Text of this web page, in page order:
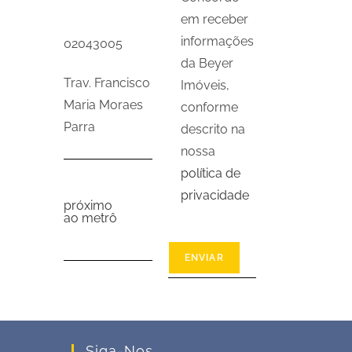
02043005
Trav. Francisco
Maria Moraes
Parra
próximo
ao metrô
em receber
informações
da Beyer
Imóveis,
conforme
descrito na
nossa
política de
privacidade